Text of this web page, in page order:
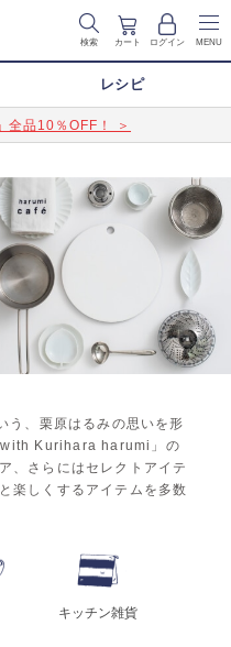
検索 カート ログイン MENU
レシピ
全品10％OFF！ ＞
う、栗原はるみの思いを形
with Kurihara harumi」の
、さらにはセレクトアイテ
楽しくするアイテムを多数
キッチン雑貨